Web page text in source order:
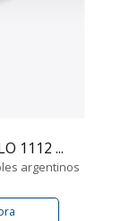
1112 ...
argentinos